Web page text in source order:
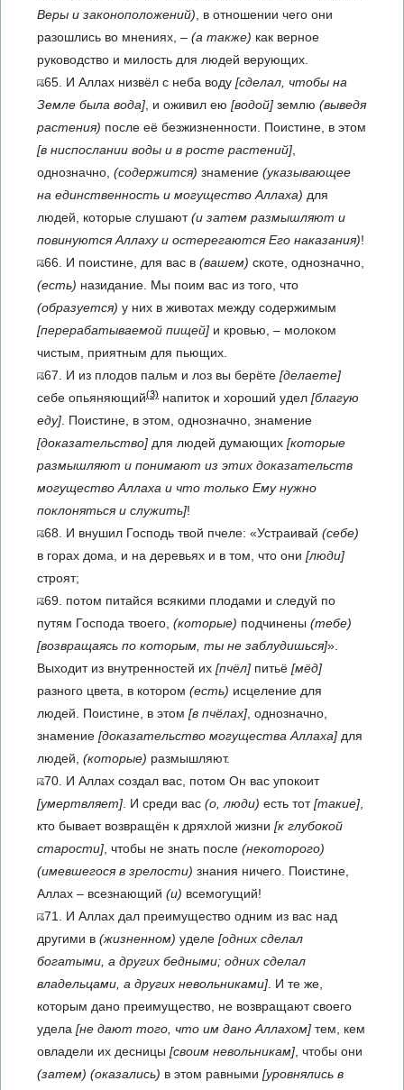
Веры и законоположений) , в отношении чего они
разошлись во мнениях, – (а также) как верное
руководство и ми­лость для людей верующих.
65. И Аллах низвёл с неба воду [сделал, чтобы на
Земле была вода] , и оживил ею [водой] землю (выведя
растения) после её безжизненности. Поистине, в этом
[в ниспослании воды и в росте растений]
однозначно, (содержится) знамение (указывающее
на единственность и могущество Аллаха) для
людей, которые слушают(и затем размышляют и
повинуются Аллаху и остерегаются Его наказания)!
66. И поистине, для вас в (вашем) скоте, однозначно,
(есть) назидание. Мы поим вас из того, что
(образуется) у них в животах между содержимым
[перерабатываемой пищей] и кровью, – молоком
чистым, приятным для пьющих.
67. И из плодов пальм и лоз вы берёте [делаете]
себе опьяняющий(3) напиток и хороший удел [благую
еду] . Поистине, в этом, однозначно, знамение
[доказательство] для людей думающих [которые
размышляют и понимают из этих доказательств
могущество Аллаха и что только Ему нужно
поклоняться и служить]!
68. И внушил Господь твой пчеле: «Устраивай (себе)
в горах дома, и на деревьях и в том, что они [люди]
строят;
69. потом питайся всякими плодами и следуй по
путям Господа твоего, (которые) подчинены (тебе)
[возвращаясь по которым, ты не заблудишься]».
Выходит из внутренностей их [пчёл] питьё [мёд]
разного цвета, в котором (есть) исцеление для
людей. Поистине, в этом [в пчёлах] , однозначно,
знамение [доказательство могущества Аллаха] для
людей, (которые) размышляют.
70. И Аллах создал вас, потом Он вас упокоит
[умертвляет] . И среди вас (о, люди) есть тот[такие]
кто бывает возвращён к дряхлой жизни [к глубокой
старости] , чтобы не знать после (некоторого)
(имевшегося в зрелости) знания ничего. Поистине,
Аллах – всезнающий (и) всемогущий!
71. И Аллах дал преимущество одним из вас над
другими в (жизненном) уделе [одних сделал
богатыми, а других бедными; одних сделал
владельцами, а других невольниками] . И те же,
которым дано преимущество, не возвращают своего
удела [не дают того, что им дано Аллахом] тем, кем
овладели их десницы [своим невольникам] , чтобы они
(затем) (оказа­лись) в этом равными [уровнялись в